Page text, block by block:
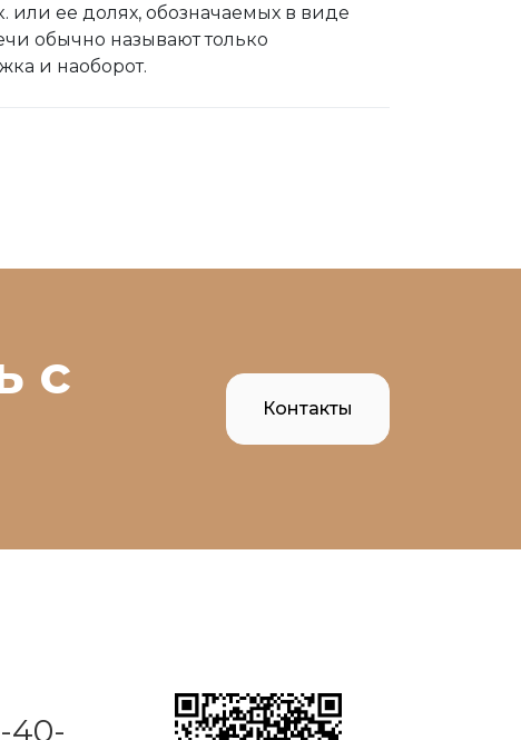
или ее долях, обозначаемых в виде
обычно называют только
и наоборот.
с
Контакты
40-